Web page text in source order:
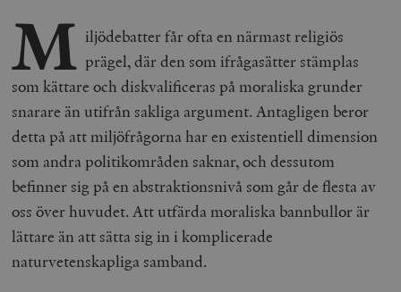
M iljödebatter får ofta en närmast religiös
prägel, där den som ifrågasätter stämplas
som kättare och diskvalificeras på moraliska grunder
snarare än utifrån sakliga argument. Antagligen beror
detta på att miljöfrågorna har en existentiell dimension
som andra politikområden saknar, och dessutom
befinner sig på en abstraktionsnivå som går de flesta av
oss över huvudet. Att utfärda moraliska bannbullor är
lättare än att sätta sig in i komplicerade
naturvetenskapliga samband.